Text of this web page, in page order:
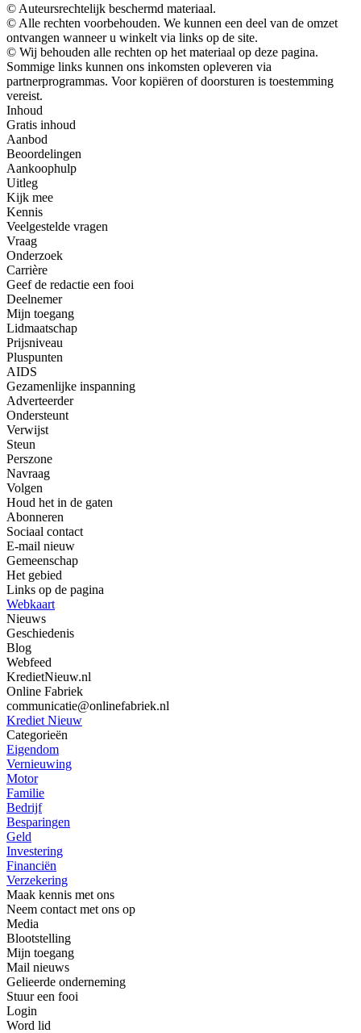
© Auteursrechtelijk beschermd materiaal.
© Alle rechten voorbehouden. We kunnen een deel van de omzet
ontvangen wanneer u winkelt via links op de site.
© Wij behouden alle rechten op het materiaal op deze pagina.
Sommige links kunnen ons inkomsten opleveren via
partnerprogrammas. Voor kopiëren of doorsturen is toestemming
vereist.
Inhoud
Gratis inhoud
Aanbod
Beoordelingen
Aankoophulp
Uitleg
Kijk mee
Kennis
Veelgestelde vragen
Vraag
Onderzoek
Carrière
Geef de redactie een fooi
Deelnemer
Mijn toegang
Lidmaatschap
Prijsniveau
Pluspunten
AIDS
Gezamenlijke inspanning
Adverteerder
Ondersteunt
Verwijst
Steun
Perszone
Navraag
Volgen
Houd het in de gaten
Abonneren
Sociaal contact
E-mail nieuw
Gemeenschap
Het gebied
Links op de pagina
Webkaart
Nieuws
Geschiedenis
Blog
Webfeed
KredietNieuw.nl
Online Fabriek
communicatie@onlinefabriek.nl
Krediet Nieuw
Categorieën
Eigendom
Vernieuwing
Motor
Familie
Bedrijf
Besparingen
Geld
Investering
Financiën
Verzekering
Maak kennis met ons
Neem contact met ons op
Media
Blootstelling
Mijn toegang
Mail nieuws
Gelieerde onderneming
Stuur een fooi
Login
Word lid